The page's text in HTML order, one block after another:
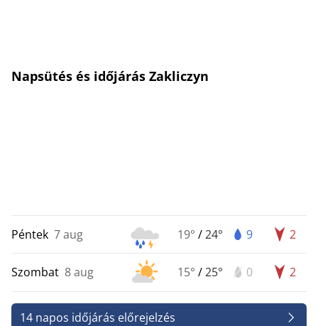
Napsütés és időjárás Zakliczyn
Péntek 7 aug 19° /24° 9 2
Szombat 8 aug 15° /25° 0 2
14 napos időjárás előrejelzés